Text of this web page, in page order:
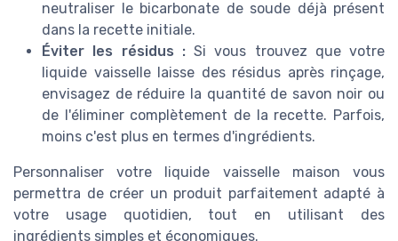
neutraliser le bicarbonate de soude déjà présent
dans la recette initiale.
Éviter les résidus :Si vous trouvez que votre
liquide vaisselle laisse des résidus après rinçage,
envisagez de réduire la quantité de savon noir ou
de l'éliminer complètement de la recette. Parfois,
moins c'est plus en termes d'ingrédients.
Personnaliser votre liquide vaisselle maison vous
permettra de créer un produit parfaitement adapté à
votre usage quotidien, tout en utilisant des
ingrédients simples et économiques.